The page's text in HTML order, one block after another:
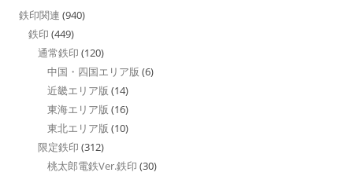
鉄印関連 (940)
鉄印 (449)
通常鉄印 (120)
中国・四国エリア版 (6)
近畿エリア版 (14)
東海エリア版 (16)
東北エリア版 (10)
限定鉄印 (312)
桃太郎電鉄Ver.鉄印 (30)